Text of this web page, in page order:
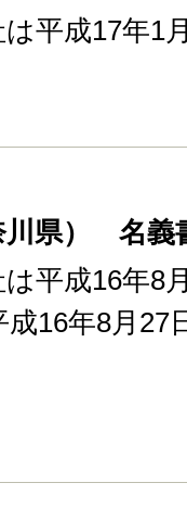
平成17年1
川県） 名義
平成16年8
16年8月27